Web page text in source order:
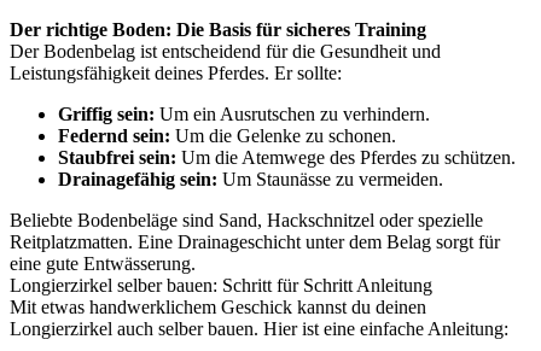
Der richtige Boden: Die Basis für sicheres Training
Der Bodenbelag ist entscheidend für die Gesundheit und
Leistungsfähigkeit deines Pferdes. Er sollte:
Griffig sein: Um ein Ausrutschen zu verhindern.
Federnd sein: Um die Gelenke zu schonen.
Staubfrei sein: Um die Atemwege des Pferdes zu schützen.
Drainagefähig sein: Um Staunässe zu vermeiden.
Beliebte Bodenbeläge sind Sand, Hackschnitzel oder spezielle
Reitplatzmatten. Eine Drainageschicht unter dem Belag sorgt für
eine gute Entwässerung.
Longierzirkel selber bauen: Schritt für Schritt Anleitung
Mit etwas handwerklichem Geschick kannst du deinen
Longierzirkel auch selber bauen. Hier ist eine einfache Anleitung: